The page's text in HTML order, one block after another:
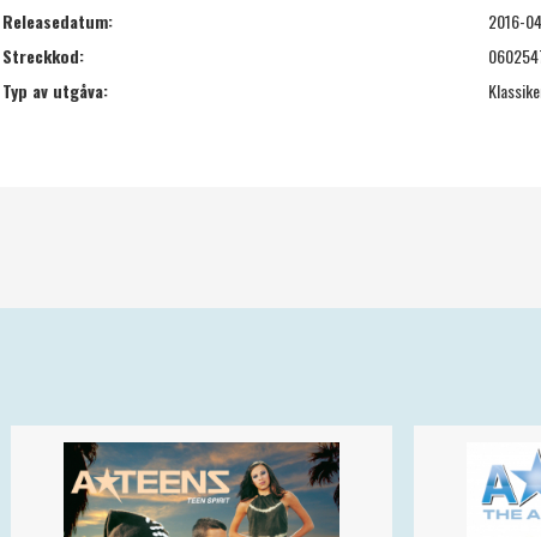
Releasedatum:
2016-
Streckkod:
Typ av utgåva: